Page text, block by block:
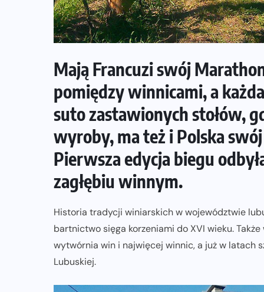
Mają Francuzi swój
pomiędzy winnicami, a
suto zastawionych stołów,
wyroby, ma też i Polska
Pierwsza edycja biegu
zagłębiu winnym.
Historia tradycji winiarskich w województwie
bartnictwo sięga korzeniami do XVI wieku.
wytwórnia win i najwięcej winnic, a już w latach
Lubuskiej.
ZAPOWIEDZI IMPREZ
przebieg 43. Toruń Maratonu, 17.
Toruń Półmaratonu i biegu na 5 km
06-08-2026